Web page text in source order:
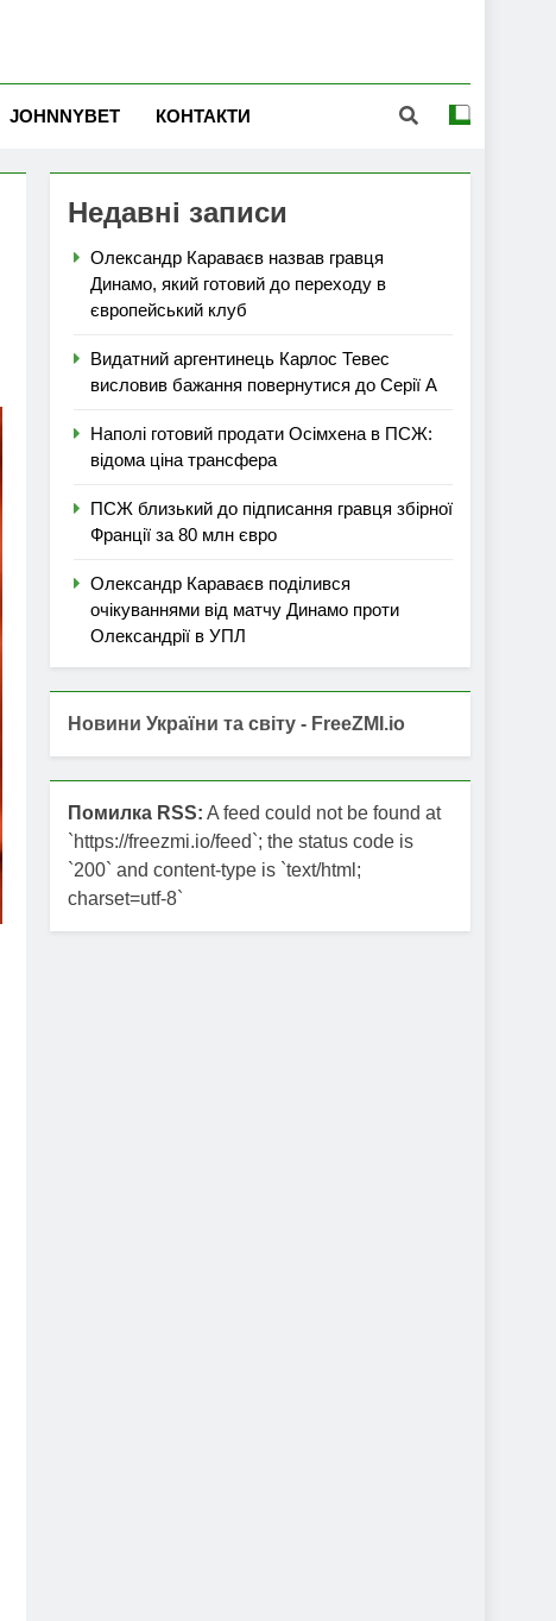
JOHNNYBET КОНТАКТИ
Недавні записи
Олександр Караваєв назвав гравця
Динамо, який готовий до переходу в
європейський клуб
Видатний аргентинець Карлос Тевес
висловив бажання повернутися до Серії А
Наполі готовий продати Осімхена в ПСЖ:
відома ціна трансфера
ПСЖ близький до підписання гравця збірної
Франції за 80 млн євро
Олександр Караваєв поділився
очікуваннями від матчу Динамо проти
Олександрії в УПЛ
Новини України та світу - FreeZMI.io
Помилка RSS: A feed could not be found at
`https://freezmi.io/feed`; the status code is
`200` and content-type is `text/html;
charset=utf-8`